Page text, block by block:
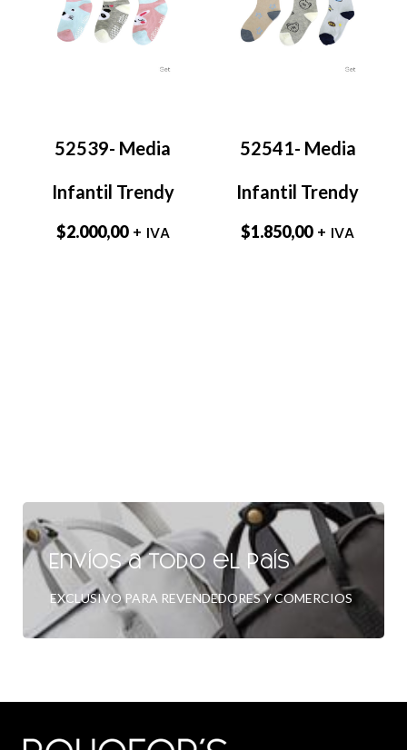
52539- Media
Infantil Trendy
$2.000,00 + IVA
52541- Media
Infantil Trendy
$1.850,00 + IVA
Envíos a todo el país
EXCLUSIVO PARA REVENDEDORES Y COMERCIOS